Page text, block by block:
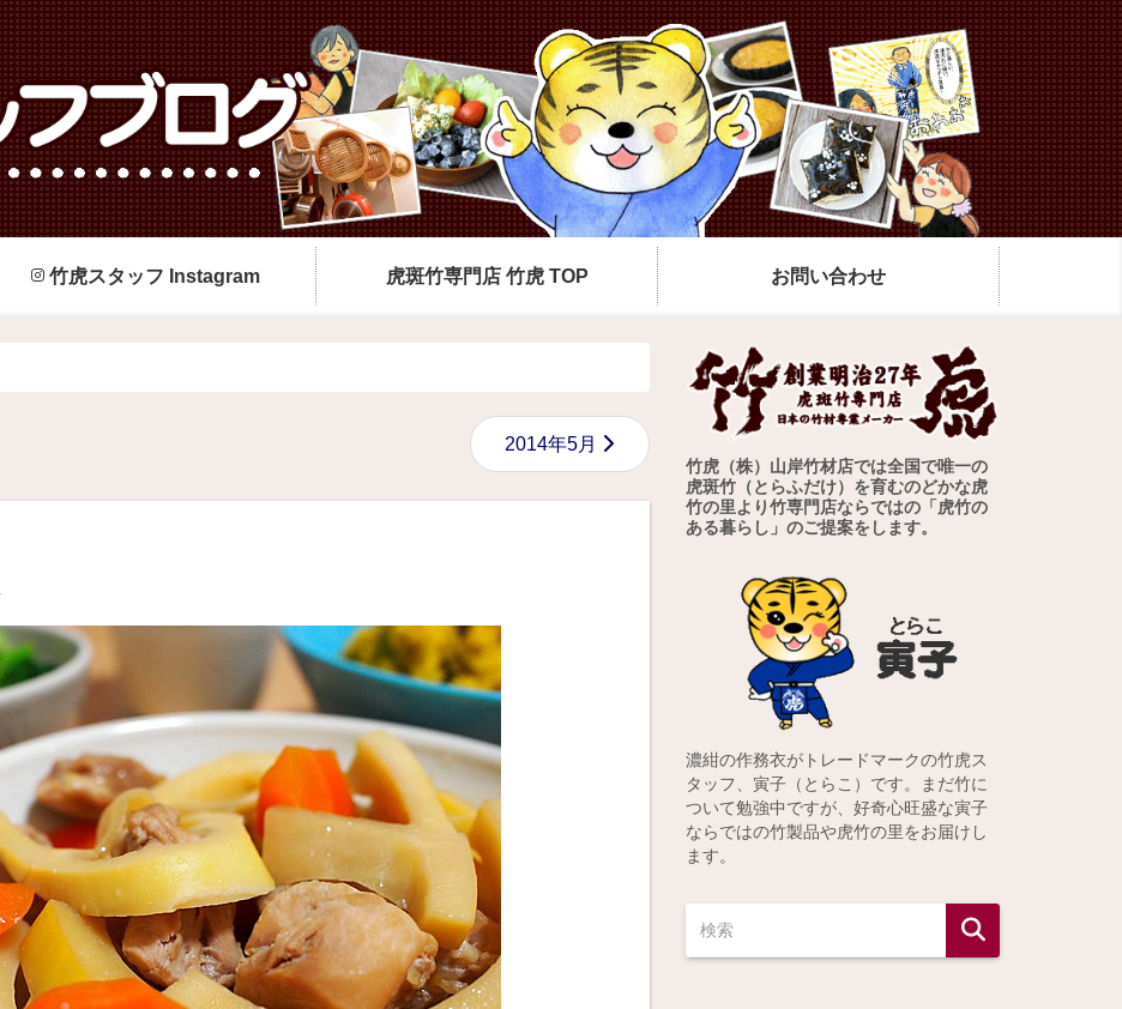
竹虎スタッフ Instagram 虎斑竹専門店 竹虎 TOP お問い合わせ
2014年5月
竹虎（株）山岸竹材店では全国で唯一の
虎斑竹（とらふだけ）を育むのどかな虎
竹の里より竹専門店ならではの「虎竹の
ある暮らし」のご提案をします。
濃紺の作務衣がトレードマークの竹虎ス
タッフ、寅子（とらこ）です。まだ竹に
ついて勉強中ですが、好奇心旺盛な寅子
ならではの竹製品や虎竹の里をお届けし
ます。